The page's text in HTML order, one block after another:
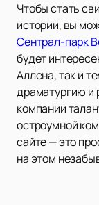
Чтобы стать
истории, вы
Сентрал-парк
будет
Аллена, так и
драматургию и
компании
остроумной
сайте — это
на этом